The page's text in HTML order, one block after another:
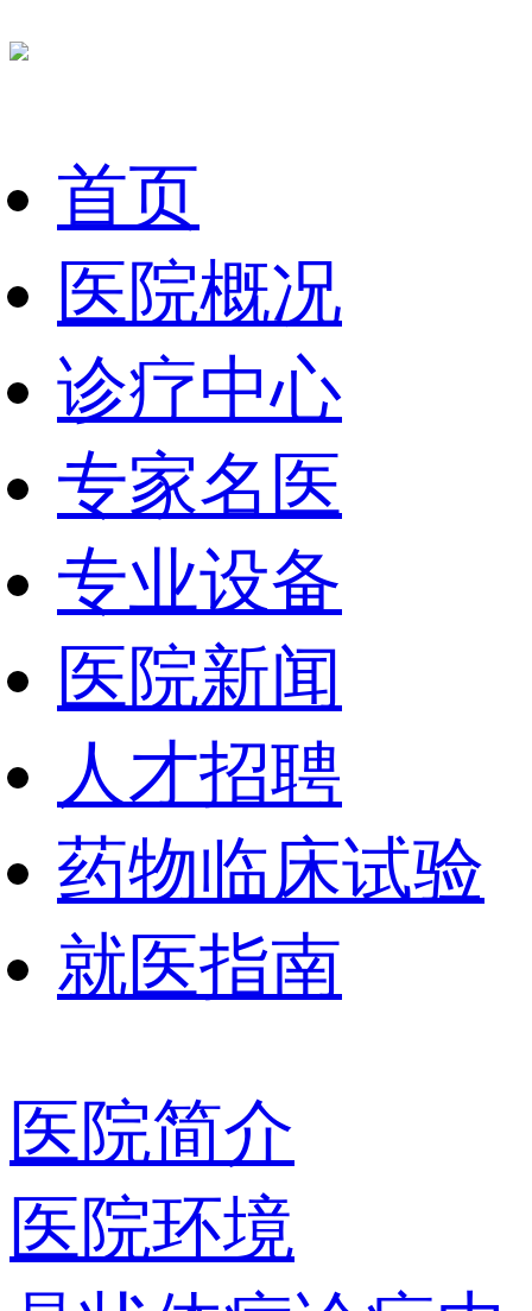
首页
医院概况
诊疗中心
专家名医
专业设备
医院新闻
人才招聘
药物临床试验
就医指南
医院简介
医院环境